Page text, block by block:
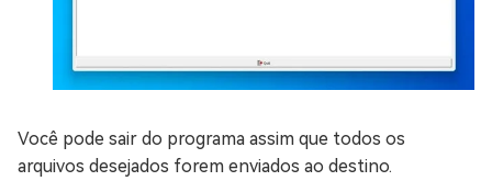
Você pode sair do programa assim que todos os
arquivos desejados forem enviados ao destino.